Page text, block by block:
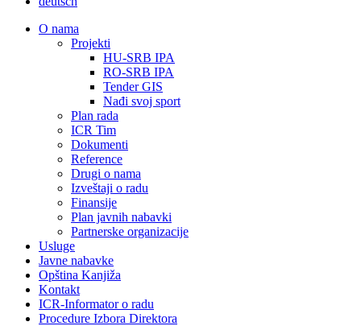
О nama
Projekti
HU-SRB IPA
RO-SRB IPA
Tender GIS
Nađi svoj sport
Plan rada
ICR Tim
Dokumenti
Reference
Drugi o nama
Izveštaji o radu
Finansije
Plan javnih nabavki
Partnerske organizacije
Usluge
Javne nabavke
Opština Kanjiža
Kontakt
ICR-Informator o radu
Procedure Izbora Direktora